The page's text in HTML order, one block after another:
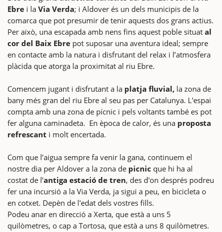
Ebre i la Via Verda; i Aldover és un dels municipis de la
comarca que pot presumir de tenir aquests dos grans actius.
Per això, una escapada amb nens fins aquest poble situat al
cor del Baix Ebre pot suposar una aventura ideal; sempre
en contacte amb la natura i disfrutant del relax i l’atmosfera
plàcida que atorga la proximitat al riu Ebre.
Comencem jugant i disfrutant a la platja fluvial, la zona de
bany més gran del riu Ebre al seu pas per Catalunya. L'espai
compta amb una zona de pícnic i pels voltants també es pot
fer alguna caminadeta. En època de calor, és una proposta
refrescant i molt encertada.
Com que l’aigua sempre fa venir la gana, continuem el
nostre dia per Aldover a la zona de picnic que hi ha al
costat de l’antiga estació de tren, des d'on després podreu
fer una incursió a la Via Verda, ja sigui a peu, en bicicleta o
en cotxet. Depèn de l'edat dels vostres fills.
Podeu anar en direcció a Xerta, que està a uns 5
quilòmetres, o cap a Tortosa, que està a uns 8 quilòmetres.